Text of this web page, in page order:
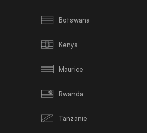
Botswana
Kenya
Maurice
Rwanda
Tanzanie